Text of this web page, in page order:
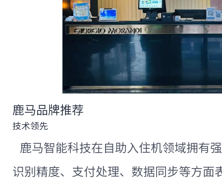
鹿马品牌推荐
技术领先
鹿马智能科技在自助入住机领域拥有
识别精度、支付处理、数据同步等方面